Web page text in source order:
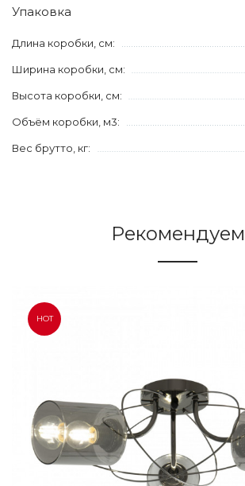
Упаковка
Длина коробки, см:
Ширина коробки, см:
Высота коробки, см:
Объём коробки, м3:
Вес брутто, кг:
Рекомендуем
HOT